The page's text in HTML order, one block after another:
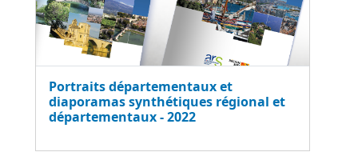
Portraits départementaux et
diaporamas synthétiques régional et
départementaux - 2022